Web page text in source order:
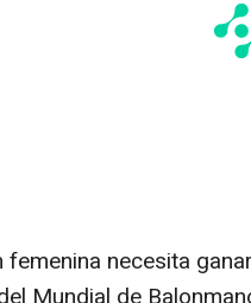
femenina necesita